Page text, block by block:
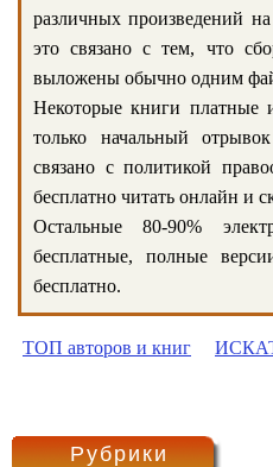
различных произведений
это связано с тем, что
выложены обычно одним
Некоторые книги платные
только начальный
связано с политикой
бесплатно читать онлайн и
Остальные 80-90%
бесплатные, полные
бесплатно.
ТОП авторов и книг
Рубрики